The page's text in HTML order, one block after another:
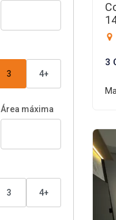
3 4+
Área máxima
3 4+
3